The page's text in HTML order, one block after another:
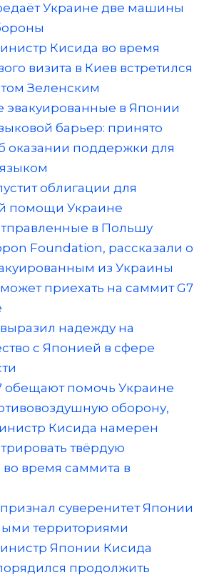
Украине две машины
Кисида во время
визита в Киев встретился
Зеленским
эвакуированные в Японии
барьер: принято
оказании поддержки для
облигации для
помощи Украине
в Польшу
Foundation, рассказали о
из Украины
приехать на саммит G7
надежду на
с Японией в сфере
обещают помочь Украине
оборону,
Кисида намерен
твёрдую
время саммита в
суверенитет Японии
территориями
Японии Кисида
продолжить